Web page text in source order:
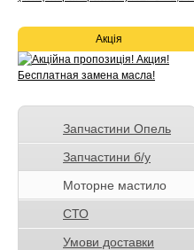
Акція
Запчастини Опель
Запчастини б/у
Моторне мастило
СТО
Умови доставки